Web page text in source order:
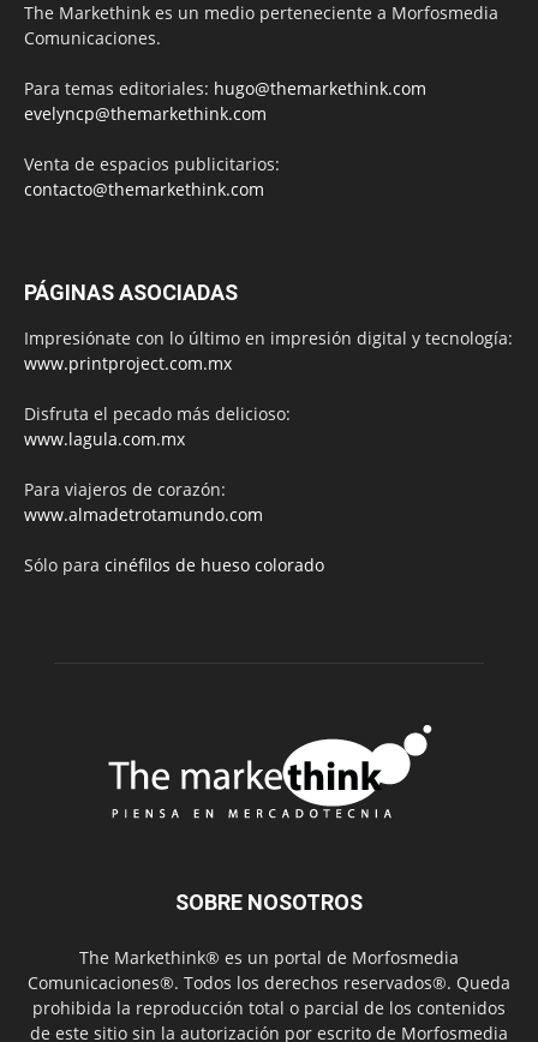
The Markethink es un medio perteneciente a Morfosmedia
Comunicaciones.
Para temas editoriales: hugo@themarkethink.com
evelyncp@themarkethink.com
Venta de espacios publicitarios:
contacto@themarkethink.com
PÁGINAS ASOCIADAS
Impresiónate con lo último en impresión digital y tecnología:
www.printproject.com.mx
Disfruta el pecado más delicioso:
www.lagula.com.mx
Para viajeros de corazón:
www.almadetrotamundo.com
Sólo para cinéfilos de hueso colorado
SOBRE NOSOTROS
The Markethink® es un portal de Morfosmedia
Comunicaciones®. Todos los derechos reservados®. Queda
prohibida la reproducción total o parcial de los contenidos
de este sitio sin la autorización por escrito de Morfosmedia